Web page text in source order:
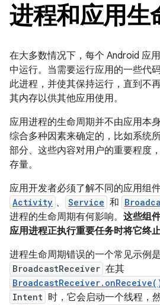
进程和应用生
在大多数情况下，每个 Android 应
中运行。当需要运行应用的一些代
此进程，并使其保持运行，直到不
其内存以供其他应用使用。
应用进程的生命周期并不由应用本
综合多种因素来确定的，比如系统
部分、这些内容对用户的重要程度
存量。
应用开发者必须了解不同的应用组
Activity 、 Service 和
进程的生命周期有何影响。 这些组
应用进程正执行重要任务时将它终止
进程生命周期错误的一个常见示例
BroadcastReceiver 在其
Intent 时，它会启动一个线程，